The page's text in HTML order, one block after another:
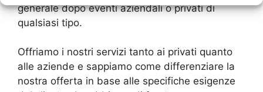
generale dopo eventi aziendali o privati di
qualsiasi tipo.
Offriamo i nostri servizi tanto ai privati quanto
alle aziende e sappiamo come differenziare la
nostra offerta in base alle specifiche esigenze